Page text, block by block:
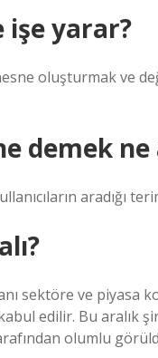
işe yarar?
oluşturmak ve
demek
aradığı
sektöre ve piyasa
edilir. Bu aralık
olumlu